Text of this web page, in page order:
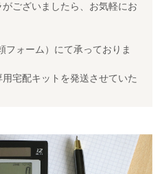
ございましたら、お気軽にお
フォーム）にて承っておりま
宅配キットを発送させていた